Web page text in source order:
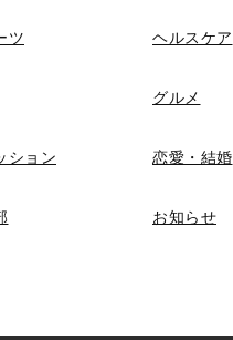
ツ ヘルスケア
グルメ
ション 恋愛・結婚
お知らせ